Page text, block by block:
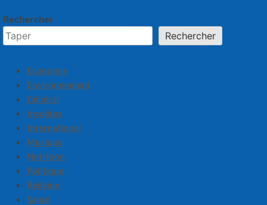
Rechercher
Rechercher
Economie
Environnement
Général
Insolites
International
Musique
Nutrition
Politique
Religion
Santé